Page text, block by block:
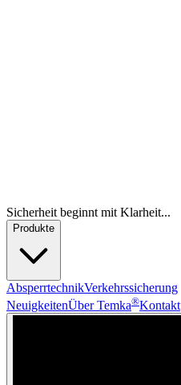
Sicherheit beginnt mit Klarheit...
Produkte
AbsperrtechnikVerkehrssicherung
NeuigkeitenÜber Temka®Kontakt